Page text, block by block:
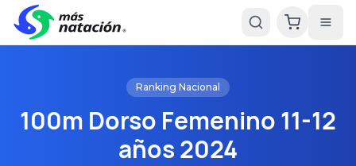
Ranking Nacional
100m Dorso Femenino 11-12
años 2024